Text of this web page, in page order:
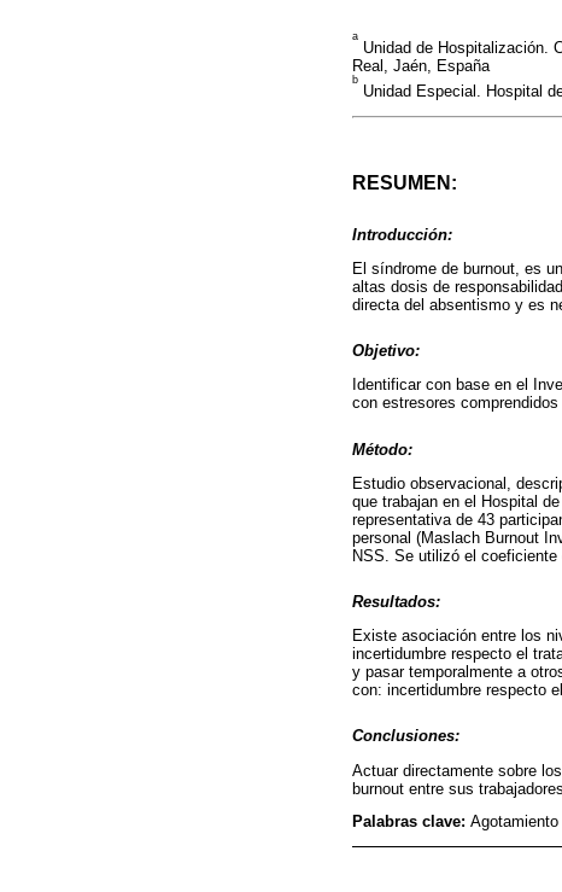
a
Unidad de Hospitalización.
Real, Jaén, España
b
Unidad Especial. Hospital
RESUMEN:
Introducción:
El síndrome de burnout, es
altas dosis de
directa del absentismo y es
Objetivo:
Identificar con base en el
con estresores
Método:
Estudio observacional,
que trabajan en el Hospital
representativa de 43
personal (Maslach Burnout
NSS. Se utilizó el
Resultados:
Existe asociación entre los
incertidumbre respecto el
y pasar temporalmente a
con: incertidumbre respecto
Conclusiones:
Actuar directamente sobre
burnout entre sus trabajadores.
Palabras clave: